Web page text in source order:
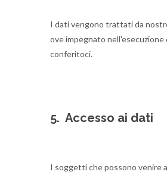
I dati vengono trattati da
ove impegnato nell'esecuzione
conferitoci.
5. Accesso ai dati
I soggetti che possono venire